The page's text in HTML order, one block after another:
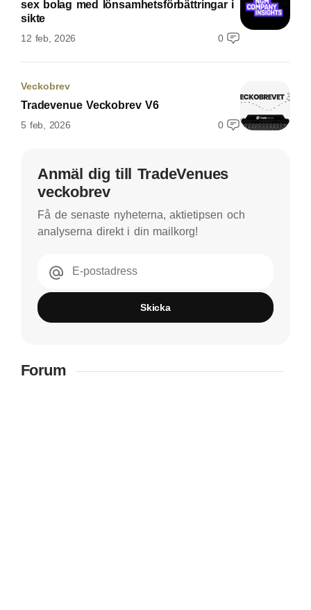
sex bolag med lönsamhetsförbättringar i
sikte
12 feb, 2026 0
Veckobrev
Tradevenue Veckobrev V6
5 feb, 2026 0
Anmäl dig till TradeVenues
veckobrev
Få de senaste nyheterna, aktietipsen och
analyserna direkt i din mailkorg!
E-postadress
Skicka
Forum